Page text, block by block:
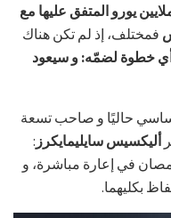
مستعدًا لدفع 5 ملايين يورو المتفق عليها مع
فمختلف، إذ لم تكن هناك
أي خطوة لضمّه: و سيعود
حاليًا و صاحب تسعة
أليكسيس سايليمايكرز :
في إعارة مباشرة، و
بكليهما.